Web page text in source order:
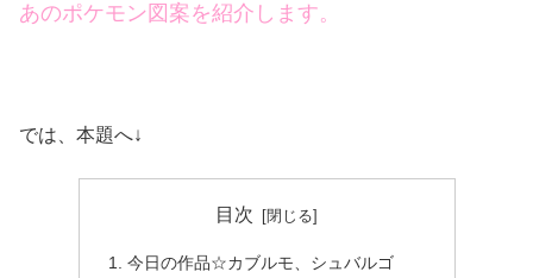
あのポケモン図案を紹介します。
では、本題へ↓
目次
今日の作品☆カブルモ、シュバルゴ